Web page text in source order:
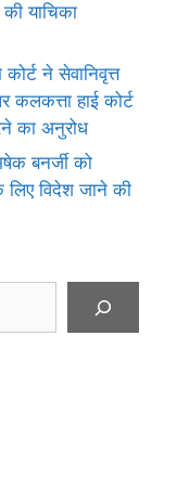
याचिका
ने सेवानिवृत्त
कलकत्ता हाई कोर्ट
का अनुरोध
बनर्जी को
विदेश जाने की